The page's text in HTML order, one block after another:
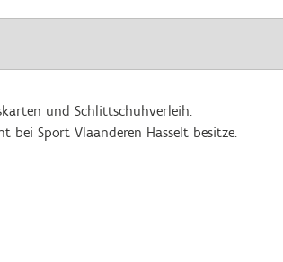
und Schlittschuhverleih.
bei Sport Vlaanderen Hasselt besitze.